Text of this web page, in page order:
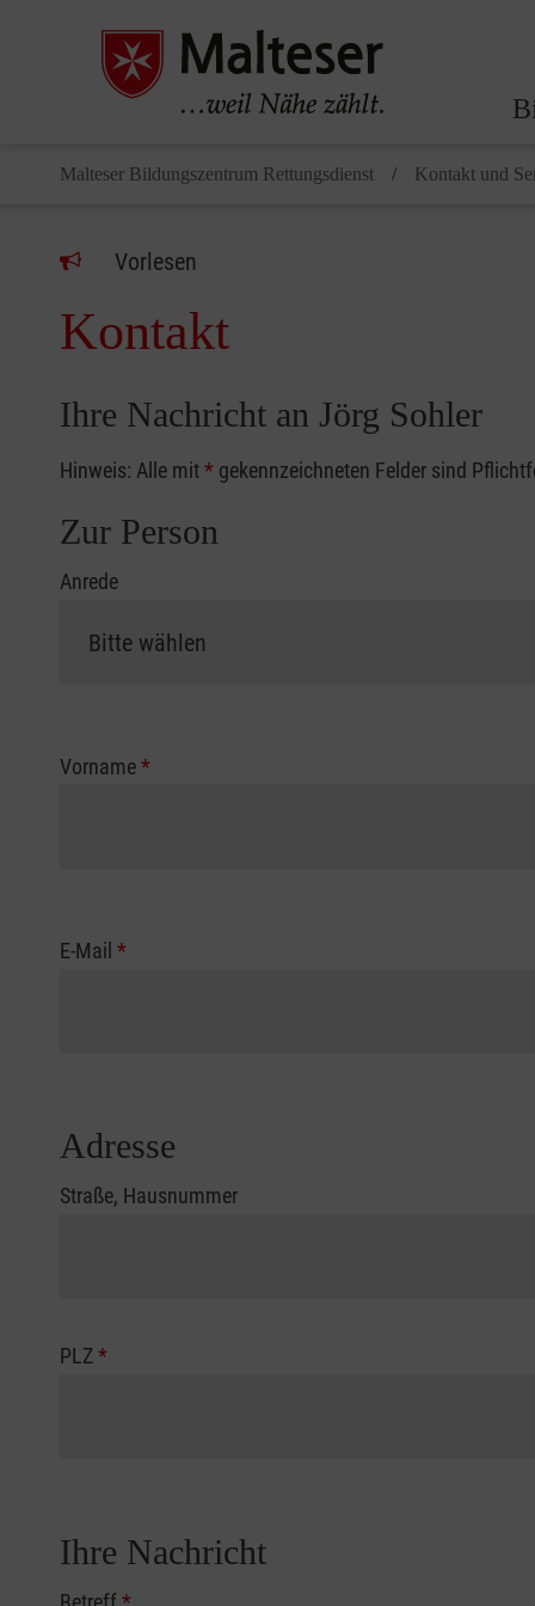
Malteser Bildungszentrum Rettungsdienst Kontakt und
Vorlesen
Kontakt
Ihre Nachricht an Jörg Sohler
Hinweis: Alle mit* gekennzeichneten Felder sind
Zur Person
Anrede
Vorname*
E-Mail *
Adresse
Straße, Hausnummer
PLZ*
Ihre Nachricht